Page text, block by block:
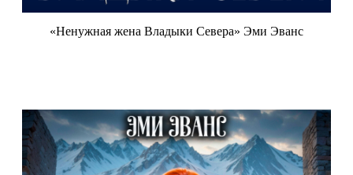
«Ненужная жена Владыки Севера» Эми Эванс